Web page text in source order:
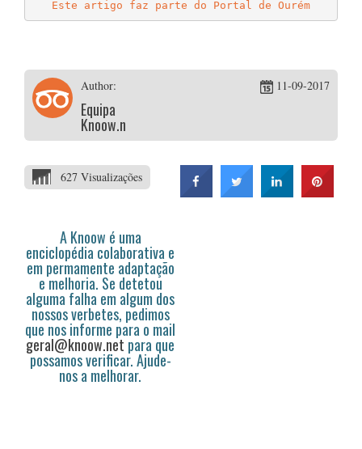
Este artigo faz parte do Portal de Ourém
Author:
Equipa
Knoow.net
11-09-2017
627 Visualizações
A Knoow é uma
enciclopédia colaborativa e
em permamente adaptação
e melhoria. Se detetou
alguma falha em algum dos
nossos verbetes, pedimos
que nos informe para o mail
geral@knoow.net para que
possamos verificar. Ajude-
nos a melhorar.